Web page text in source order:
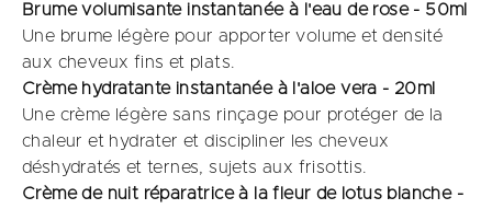
Brume volumisante instantanée à l'eau de rose - 50ml
Une brume légère pour apporter volume et densité
aux cheveux fins et plats.
Crème hydratante instantanée à l'aloe vera - 20ml
Une crème légère sans rinçage pour protéger de la
chaleur et hydrater et discipliner les cheveux
déshydratés et ternes, sujets aux frisottis.
Crème de nuit réparatrice à la fleur de lotus blanche -